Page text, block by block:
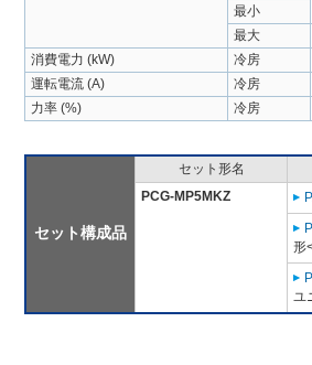
最小
最大
消費電力 (kW)
冷房
運転電流 (A)
冷房
力率 (%)
冷房
セット構成品
セット形名
PCG-MP5MKZ
形
ユ